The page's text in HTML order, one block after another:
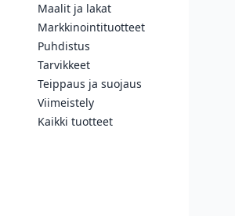
Maalit ja lakat
Markkinointituotteet
Puhdistus
Tarvikkeet
Teippaus ja suojaus
Viimeistely
Kaikki tuotteet